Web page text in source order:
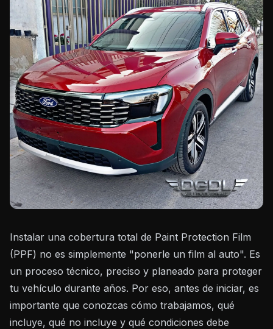
Instalar una cobertura total de Paint Protection Film
(PPF) no es simplemente "ponerle un film al auto". Es
un proceso técnico, preciso y planeado para proteger
tu vehículo durante años. Por eso, antes de iniciar, es
importante que conozcas cómo trabajamos, qué
incluye, qué no incluye y qué condiciones debe